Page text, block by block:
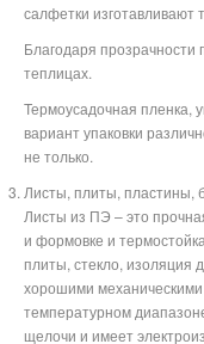
салфетки изготавливают
Благодаря прозрачности
теплицах.
Термоусадочная пленка,
вариант упаковки
не только.
Листы, плиты, пластины,
Листы из ПЭ – это
и формовке и
плиты, стекло, изоляция
хорошими
температурном
щелочи и имеет